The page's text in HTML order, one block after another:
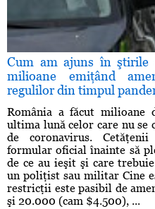
Cum am ajuns în ştirile
milioane emiţând
regulilor din timpul
România a făcut milioane
ultima lună celor care nu
de coronavirus.
formular oficial înainte să
de ce au ieşit şi care
un poliţist sau militar Cine
restricţii este pasibil de
şi 20.000 (cam $4.500), ...